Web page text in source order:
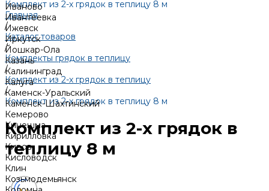
Иваново
Ивантеевка
Ижевск
Иркутск
Йошкар-Ола
Казань
Калининград
Калуга
Каменск-Уральский
Каменск-Шахтинский
Кемерово
Кинешма
Кирилловка
Киров
Кисловодск
Клин
Козьмодемьянск
Комплект из 2-х грядок в теплицу 8 м
Главная
/
Каталог товаров
/
Комплекты грядок в теплицу
/
Комплект из 2-х грядок в теплицу
/
Комплект из 2-х грядок в теплицу 8 м
Комплект из 2-х грядок в
теплицу 8 м